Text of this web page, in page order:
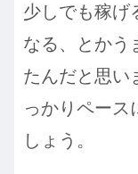
少しでも稼げ
なる、とかう
たんだと思い
っかりペース
しょう。